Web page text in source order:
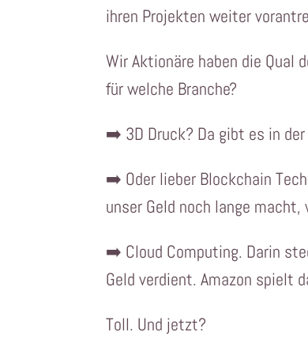
ihren Projekten weiter
Wir Aktionäre haben die Qual
für welche Branche?
➡️ 3D Druck? Da gibt es in
➡️ Oder lieber Blockchain
unser Geld noch lange macht,
➡️ Cloud Computing. Darin
Geld verdient. Amazon spielt
Toll. Und jetzt?